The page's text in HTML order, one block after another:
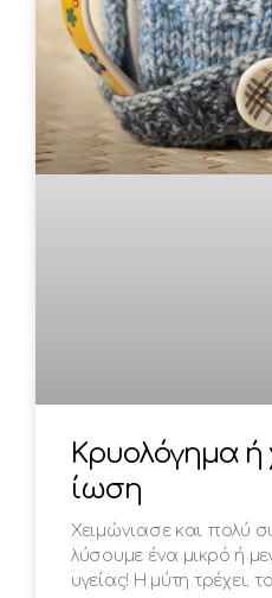
Κρυολόγημα ή
ίωση
Χειμώνιασε και πολύ
λύσουμε ένα μικρό ή
υγείας! Η μύτη τρέχει,